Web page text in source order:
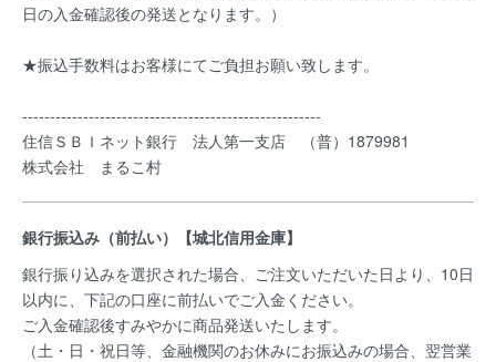
日の入金確認後の発送となります。）
★振込手数料はお客様にてご負担お願い致します。
------------------------------------------------------
住信ＳＢＩネット銀行 法人第一支店 （普）1879981
株式会社 まるこ村
銀行振込み（前払い）【城北信用金庫】
銀行振り込みを選択された場合、ご注文いただいた日より、10日
以内に、下記の口座に前払いでご入金ください。
ご入金確認後すみやかに商品発送いたします。
（土・日・祝日等、金融機関のお休みにお振込みの場合、翌営業